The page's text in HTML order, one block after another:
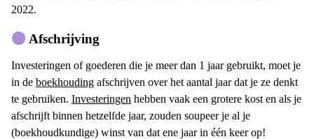
2022.
Afschrijving
Investeringen of goederen die je meer dan 1 jaar gebruikt, moet je
in de boekhouding afschrijven over het aantal jaar dat je ze denkt
te gebruiken. Investeringen hebben vaak een grotere kost en als je
afschrijft binnen hetzelfde jaar, zouden soupeer je al je
(boekhoudkundige) winst van dat ene jaar in één keer op!